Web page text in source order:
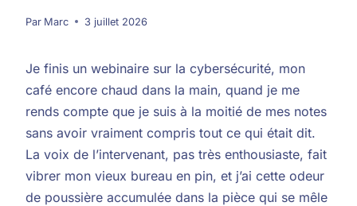
Par Marc 3 juillet 2026
Je finis un webinaire sur la cybersécurité, mon
café encore chaud dans la main, quand je me
rends compte que je suis à la moitié de mes notes
sans avoir vraiment compris tout ce qui était dit.
La voix de l’intervenant, pas très enthousiaste, fait
vibrer mon vieux bureau en pin, et j’ai cette odeur
de poussière accumulée dans la pièce qui se mêle